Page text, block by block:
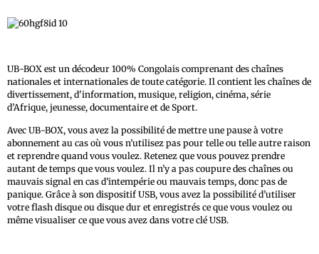
UB-BOX est un décodeur 100% Congolais comprenant des chaînes
nationales et internationales de toute catégorie. Il contient les chaînes de
divertissement, d'information, musique, religion, cinéma, série
d’Afrique, jeunesse, documentaire et de Sport.
Avec UB-BOX, vous avez la possibilité de mettre une pause à votre
abonnement au cas où vous n’utilisez pas pour telle ou telle autre raison
et reprendre quand vous voulez. Retenez que vous pouvez prendre
autant de temps que vous voulez. Il n’y a pas coupure des chaînes ou
mauvais signal en cas d’intempérie ou mauvais temps, donc pas de
panique. Grâce à son dispositif USB, vous avez la possibilité d’utiliser
votre flash disque ou disque dur et enregistrés ce que vous voulez ou
même visualiser ce que vous avez dans votre clé USB.